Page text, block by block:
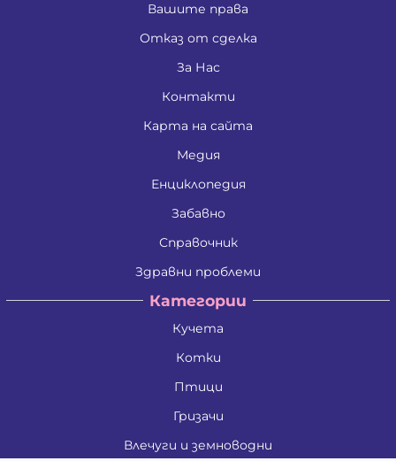
Вашите права
Отказ от сделка
За Нас
Контакти
Карта на сайта
Медия
Енциклопедия
Забавно
Справочник
Здравни проблеми
Категории
Кучета
Котки
Птици
Гризачи
Влечуги и земноводни